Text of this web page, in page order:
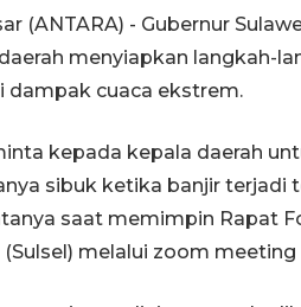
(ANTARA) - Gubernur
menyiapkan langkah-
dampak cuaca ekstrem.
kepada kepala daerah
sibuk ketika banjir terjadi
saat memimpin Rapat
(Sulsel) melalui zoom meeting